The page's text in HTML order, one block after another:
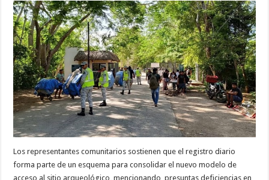
Los representantes comunitarios sostienen que el registro diario
forma parte de un esquema para consolidar el nuevo modelo de
acceso al sitio arqueológico, mencionando presuntas deficiencias en